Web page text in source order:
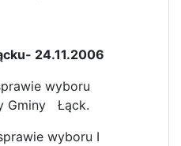
24.11.2006
wyboru
Gminy Łąck.
wyboru I